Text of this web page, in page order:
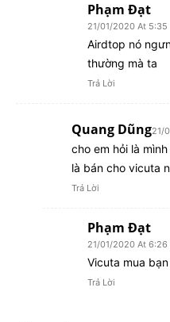
Phạm Đạt
21/01/2020 At 5:35
Airdtop nó
thường mà ta
Trả Lời
Quang Dũng21/
cho em hỏi là
là bán cho vicuta
Trả Lời
Phạm Đạt
21/01/2020 At 6:26
Vicuta mua bạn
Trả Lời